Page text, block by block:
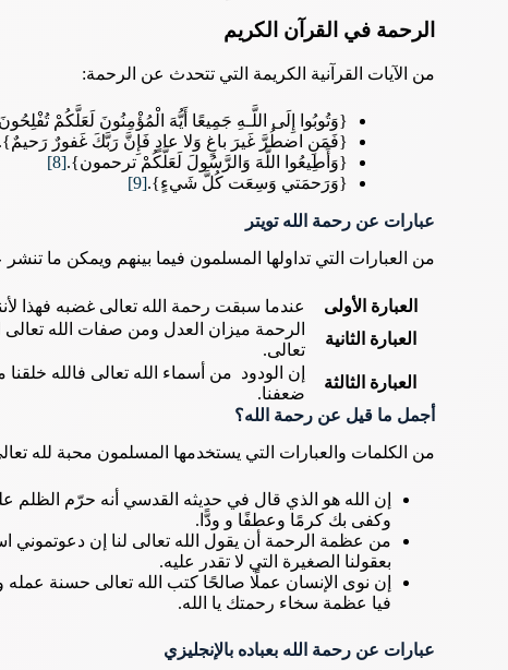
الرحمة في القرآن الكريم
من الآيات القرآنية الكريمة التي تتحدث عن الرحمة:
{وَتُوبُوا إِلَى اللَّـهِ جَمِيعًا أَيُّهَ الْمُؤْمِنُونَ لَعَلَّكُمْ
{فَمَنِ اضطُرَّ غَيرَ باغٍ وَلا عادٍ فَإِنَّ رَبَّكَ غَفورٌ
{وَأَطِيعُوا اللَّهَ وَالرَّسُولَ لَعَلَّكُمْ ترحمون}.[8]
{وَرَحمَتي وَسِعَت كُلَّ شَيءٍ}.[9]
عبارات عن رحمة الله تويتر
من العبارات التي تداولها المسلمون فيما بينهم ويمكن ما
العبارة الأولى
عندما سبقت رحمة الله تعالى غضبه فهذا
العبارة الثانية
الرحمة ميزان العدل ومن صفات الله
تعالى.
العبارة الثالثة
إن الودود من أسماء الله تعالى فالله
ضعفنا.
أجمل ما قيل عن رحمة الله؟
من الكلمات والعبارات التي يستخدمها المسلمون محبة لله
إن الله هو الذي قال في حديثه القدسي أنه حرّم الظلم
وكفى بك كرمًا وعطفًا و ودًّا.
من عظمة الرحمة أن يقول الله تعالى لنا إن
بعقولنا الصغيرة التي لا تقدر عليه.
إن نوى الإنسان عملًا صالحًا كتب الله تعالى حسنة
فيا عظمة سخاء رحمتك يا الله.
عبارات عن رحمة الله بعباده بالإنجليزي